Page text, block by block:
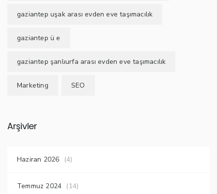
gaziantep uşak arası evden eve taşımacılık
gaziantep ü e
gaziantep şanlıurfa arası evden eve taşımacılık
Marketing SEO
Arşivler
Haziran 2026 (4)
Temmuz 2024 (14)